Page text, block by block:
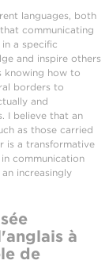
languages, both
communicating
a specific
and inspire others
knowing how to
borders to
and
I believe that an
as those carried
is a transformative
communication
increasingly
à
de